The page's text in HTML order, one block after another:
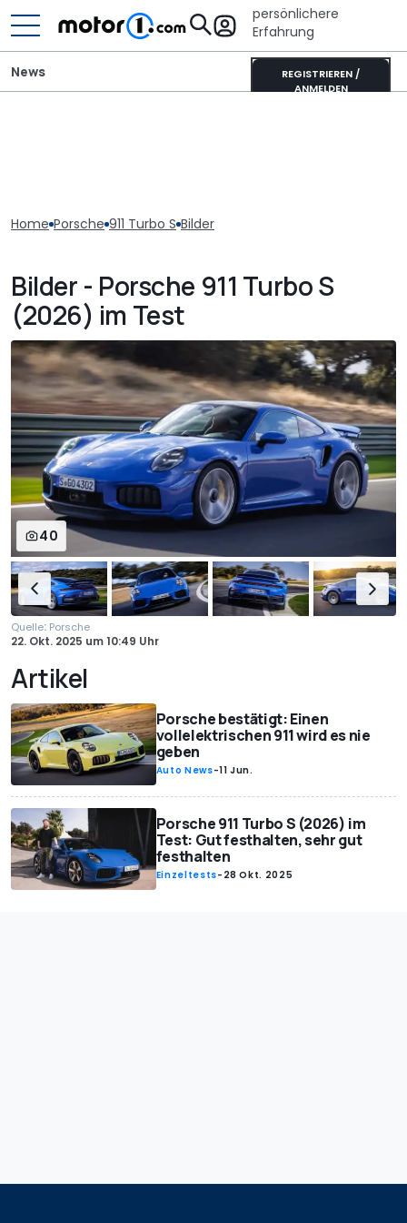
persönlichere
Erfahrung
REGISTRIEREN /
ANMELDEN
News
Home Porsche 911 Turbo S Bilder
Bilder - Porsche 911 Turbo S
(2026) im Test
40
Quelle: Porsche
22. Okt. 2025 um10:49 Uhr
Artikel
Porsche bestätigt: Einen
vollelektrischen 911 wird es nie
geben
Auto News-11 Jun.
Porsche 911 Turbo S (2026) im
Test: Gut festhalten, sehr gut
festhalten
Einzeltests- 28 Okt. 2025